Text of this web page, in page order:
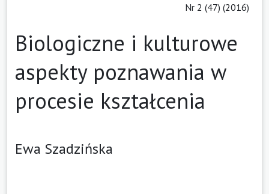
Nr 2 (47) (2016)
Biologiczne i kulturowe
aspekty poznawania w
procesie kształcenia
Ewa Szadzińska